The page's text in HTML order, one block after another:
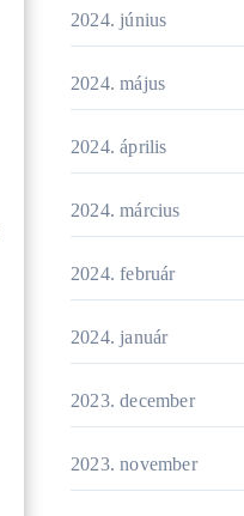
2024. június
2024. május
2024. április
2024. március
2024. február
2024. január
2023. december
2023. november